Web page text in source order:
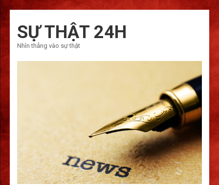
qua
tới
nội
SỰ THẬT 24H
Nhìn thẳng vào sự thật